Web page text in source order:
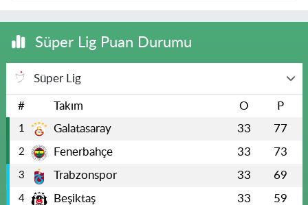
Süper Lig Puan Durumu
Süper Lig
# Takım O P
1 Galatasaray 33 77
2 Fenerbahçe 33 73
3 Trabzonspor 33 69
4 Beşiktaş 33 59